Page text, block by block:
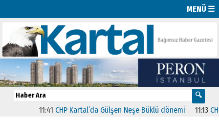
MENÜ ☰
11:41 CHP Kartal’da Gülşen Neşe Büklü dönemi 11:13